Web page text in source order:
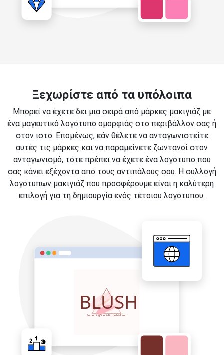
Ξεχωρίστε από τα υπόλοιπα
Μπορεί να έχετε δει μια σειρά από μάρκες μακιγιάζ με
ένα μαγευτικό λογότυπο ομορφιάς στο περιβάλλον σας ή
στον ιστό. Επομένως, εάν θέλετε να ανταγωνιστείτε
αυτές τις μάρκες και να παραμείνετε ζωντανοί στον
ανταγωνισμό, τότε πρέπει να έχετε ένα λογότυπο που
σας κάνει εξέχοντα από τους αντιπάλους σου. Η συλλογή
λογότυπων μακιγιάζ που προσφέρουμε είναι η καλύτερη
επιλογή για τη δημιουργία ενός τέτοιου λογότυπου.